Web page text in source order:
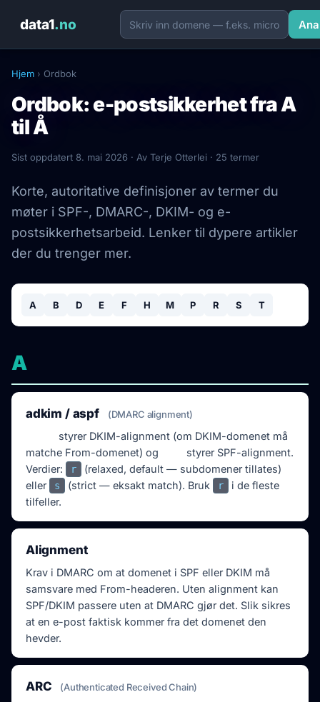
data1.no
Hjem › Ordbok
Ordbok: e-postsikkerhet fra A
til Å
Sist oppdatert 8. mai 2026 · Av Terje Otterlei · 25 termer
Korte, autoritative definisjoner av termer du
møter i SPF-, DMARC-, DKIM- og e-
postsikkerhetsarbeid. Lenker til dypere artikler
der du trenger mer.
A B D E F H M P R S T
A
adkim / aspf (DMARC alignment)
styrer DKIM-alignment (om DKIM-domenet må
matche From-domenet) og
styrer SPF-alignment.
Verdier:
r
(relaxed, default — subdomener tillates)
eller
s (strict — eksakt match). Bruk r
i de fleste
tilfeller.
Alignment
Krav i DMARC om at domenet i SPF eller DKIM må
samsvare med From-headeren. Uten alignment kan
SPF/DKIM passere uten at DMARC gjør det. Slik sikres
at en e-post faktisk kommer fra det domenet den
hevder.
ARC (Authenticated Received Chain)